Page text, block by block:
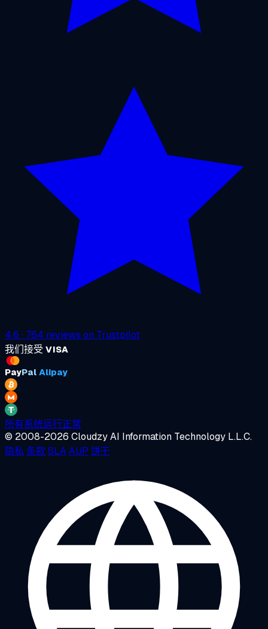
4.6 · 764 reviews on Trustpilot
我们接受 VISA
PayPal Alipay
所有系统运行正常
© 2008-2026 Cloudzy AI Information Technology L.L.C.
隐私 条款SLAAUP 饼干